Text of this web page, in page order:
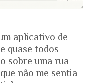
aplicativo de
quase todos
sobre uma rua
não me sentia